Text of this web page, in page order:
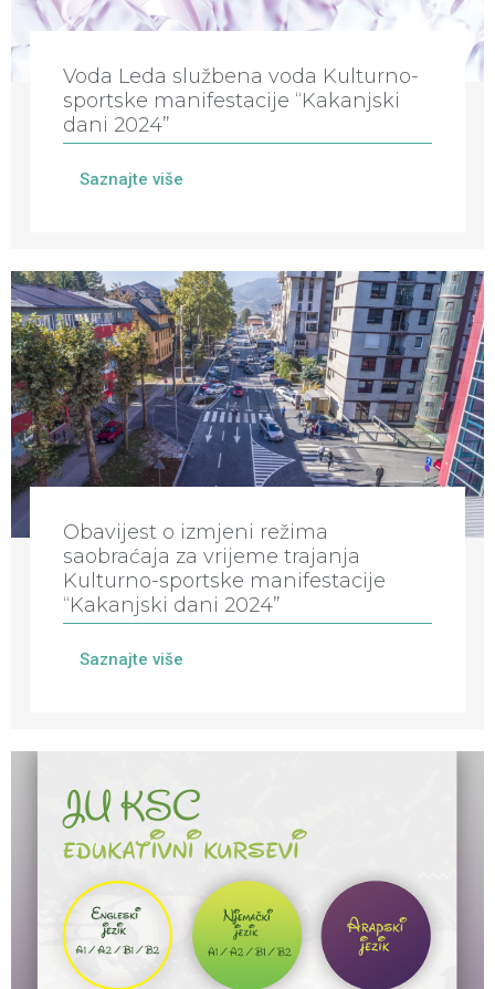
Voda Leda službena voda Kulturno-
sportske manifestacije “Kakanjski
dani 2024”
Saznajte više
Obavijest o izmjeni režima
saobraćaja za vrijeme trajanja
Kulturno-sportske manifestacije
“Kakanjski dani 2024”
Saznajte više